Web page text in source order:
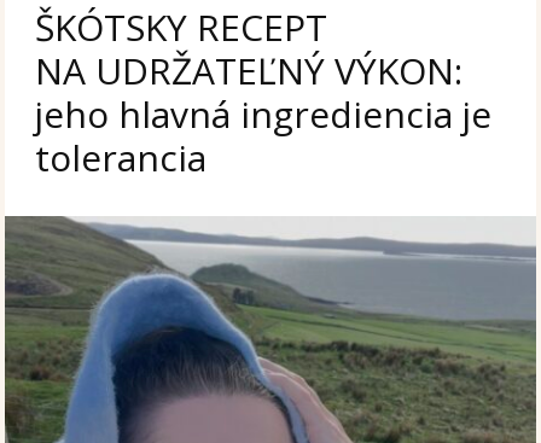
ŠKÓTSKY RECEPT
NA UDRŽATEĽNÝ VÝKON:
jeho hlavná ingrediencia je
tolerancia